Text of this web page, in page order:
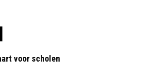
voor scholen